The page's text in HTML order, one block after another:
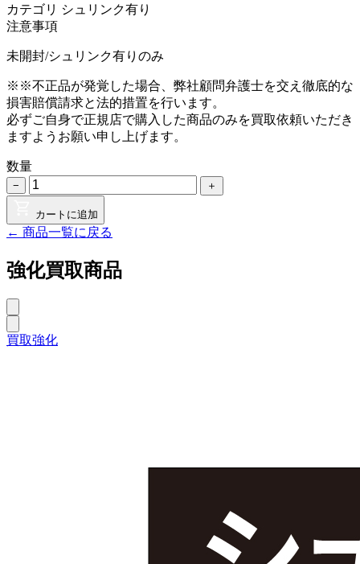
カテゴリ シュリンク有り
注意事項
未開封/シュリンク有りのみ
※※不正品が発覚した場合、弊社顧問弁護士を交え徹底的な
損害賠償請求と法的措置を行います。
必ずご自身で正規店で購入した商品のみを買取依頼いただき
ますようお願い申し上げます。
数量
− ＋
カートに追加
← 商品一覧に戻る
強化買取商品
買取強化